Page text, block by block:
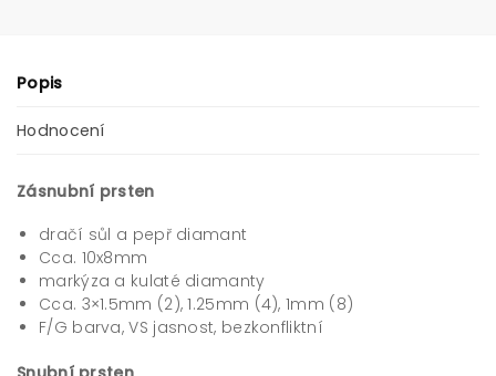
Popis
Hodnocení
Zásnubní prsten
dračí sůl a pepř diamant
Cca. 10x8mm
markýza a kulaté diamanty
Cca. 3×1.5mm (2), 1.25mm (4), 1mm (8)
F/G barva, VS jasnost, bezkonfliktní